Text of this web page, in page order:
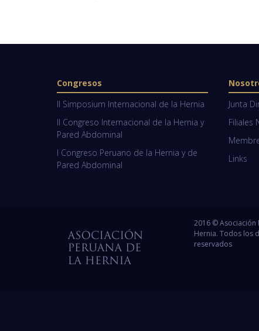
Congresos
II Simposium Internacional de la Hernia
II Congreso Internacional de la Hernia y
Pared Abdominal
I Congreso Peruano de la Hernia y de
Pared Abdominal
Junta
Filiales
Links
2016 © Asociación
Hernia. Todos los
reservados